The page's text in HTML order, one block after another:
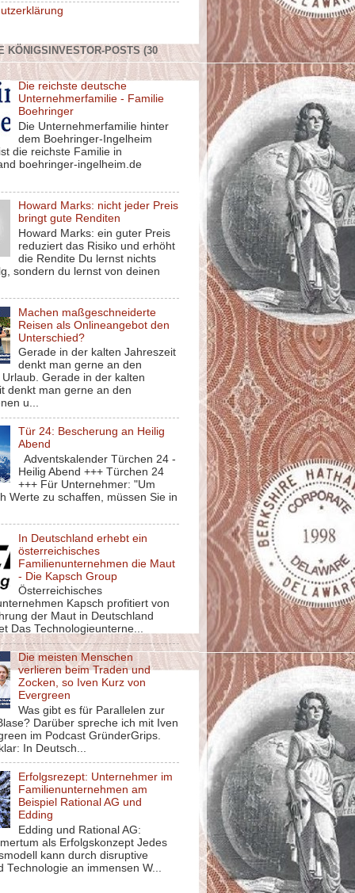
KÖNIGSINVESTOR-POSTS (30
Die reichste deutsche
Unternehmerfamilie - Familie
Boehringer
Die Unternehmerfamilie hinter
dem Boehringer-Ingelheim
die reichste Familie in
boehringer-ingelheim.de
Howard Marks: nicht jeder Preis
bringt gute Renditen
Howard Marks: ein guter Preis
reduziert das Risiko und erhöht
die Rendite Du lernst nichts
sondern du lernst von deinen
Machen maßgeschneiderte
Reisen als Onlineangebot den
Unterschied?
Gerade in der kalten Jahreszeit
denkt man gerne an den
Gerade in der kalten
denkt man gerne an den
u...
Tür 24: Bescherung an Heilig
Abend
Adventskalender Türchen 24 -
Heilig Abend +++ Türchen 24
+++ Für Unternehmer: "Um
Werte zu schaffen, müssen Sie in
In Deutschland erhebt ein
österreichisches
Familienunternehmen die Maut
- Die Kapsch Group
Österreichisches
Kapsch profitiert von
der Maut in Deutschland
Das Technologieunterne...
Die meisten Menschen
verlieren beim Traden und
Zocken, so Iven Kurz von
Evergreen
Was gibt es für Parallelen zur
Darüber spreche ich mit Iven
im Podcast GründerGrips.
In Deutsch...
Erfolgsrezept: Unternehmer im
Familienunternehmen am
Beispiel Rational AG und
Edding
Edding und Rational AG:
als Erfolgskonzept Jedes
kann durch disruptive
Technologie an immensen W...